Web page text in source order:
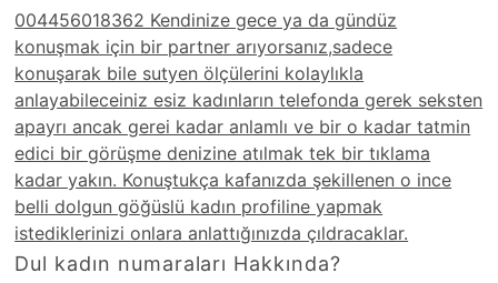
004456018362 Kendinize gece ya da gündüz
konuşmak için bir partner arıyorsanız,sadece
konuşarak bile sutyen ölçülerini kolaylıkla
anlayabileceiniz esiz kadınların telefonda gerek seksten
apayrı ancak gerei kadar anlamlı ve bir o kadar tatmin
edici bir görüşme denizine atılmak tek bir tıklama
kadar yakın. Konuştukça kafanızda şekillenen o ince
belli dolgun göğüslü kadın profiline yapmak
istediklerinizi onlara anlattığınızda çıldracaklar.
Dul kadın numaraları Hakkında?